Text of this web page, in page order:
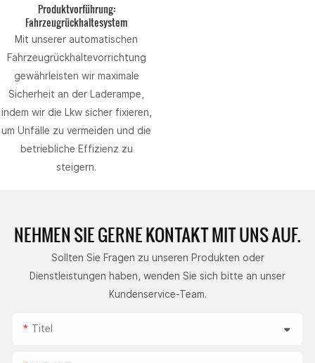
Produktvorführung:
Fahrzeugrückhaltesystem
Mit unserer automatischen
Fahrzeugrückhaltevorrichtung
gewährleisten wir maximale
Sicherheit an der Laderampe,
indem wir die Lkw sicher fixieren,
um Unfälle zu vermeiden und die
betriebliche Effizienz zu
steigern.
NEHMEN SIE GERNEKONTAKT MIT UNS AUF.
Sollten Sie Fragen zu unseren Produkten oder
Dienstleistungen haben, wenden Sie sich bitte an unser
Kundenservice-Team.
Titel